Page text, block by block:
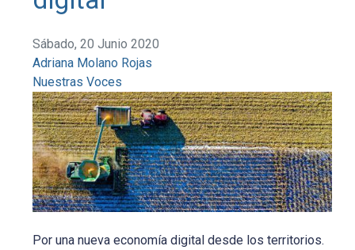
Sábado, 20 Junio 2020
Adriana Molano Rojas
Nuestras Voces
Por una nueva economía digital desde los territorios.